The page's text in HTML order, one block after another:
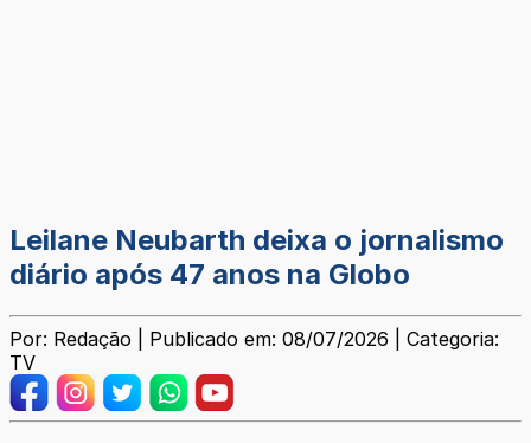
Leilane Neubarth deixa o jornalismo
diário após 47 anos na Globo
Por: Redação | Publicado em: 08/07/2026 | Categoria:
TV